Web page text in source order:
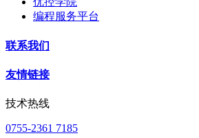
编程服务平台
联系我们
友情链接
技术热线
0755-2361 7185